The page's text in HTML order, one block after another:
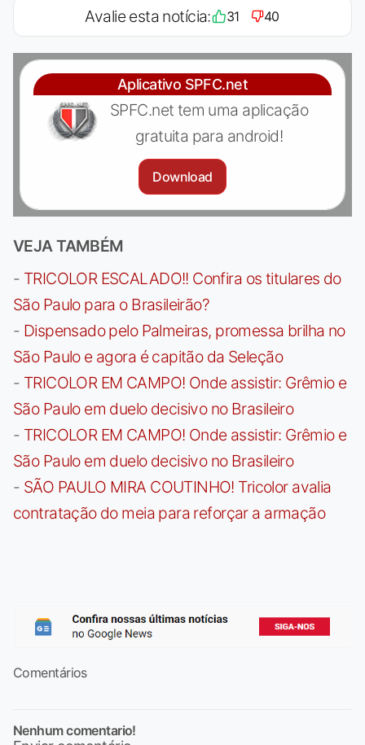
Avalie esta notícia: 31 40
Aplicativo SPFC.net
SPFC.net tem uma aplicação
gratuita para android!
Download
VEJA TAMBÉM
- TRICOLOR ESCALADO!! Confira os titulares do
São Paulo para o Brasileirão?
- Dispensado pelo Palmeiras, promessa brilha no
São Paulo e agora é capitão da Seleção
- TRICOLOR EM CAMPO! Onde assistir: Grêmio e
São Paulo em duelo decisivo no Brasileiro
- TRICOLOR EM CAMPO! Onde assistir: Grêmio e
São Paulo em duelo decisivo no Brasileiro
- SÃO PAULO MIRA COUTINHO! Tricolor avalia
contratação do meia para reforçar a armação
Comentários
Nenhum comentario!